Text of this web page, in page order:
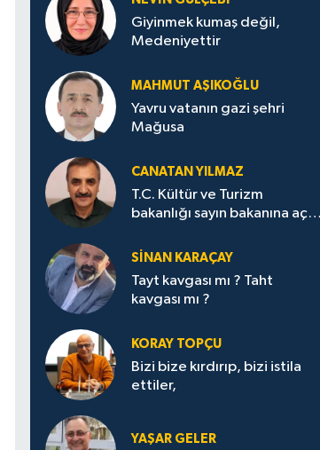
Giyinmek kumaş değil,
Medeniyettir
MAHMUT AŞIKOĞLU
Yavru vatanın gazi şehri
Mağusa
CANATAN YILMAZ
T.C. Kültür ve Turizm
bakanlığı sayın bakanına açık
SİNAN KARAÇAY
Tayt kavgası mı ? Taht
kavgası mı ?
KORAY TOPÇU
Bizi bize kırdırıp, bizi istila
ettiler,
YAŞAR GELER